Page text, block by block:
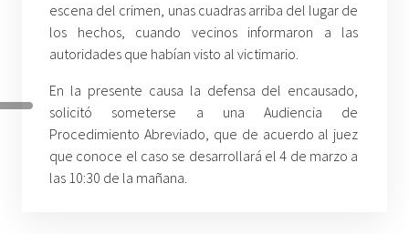
escena del crimen, unas cuadras arriba del lugar de
los hechos, cuando vecinos informaron a las
autoridades que habían visto al victimario.
En la presente causa la defensa del encausado,
solicitó someterse a una Audiencia de
Procedimiento Abreviado, que de acuerdo al juez
que conoce el caso se desarrollará el 4 de marzo a
las 10:30 de la mañana.